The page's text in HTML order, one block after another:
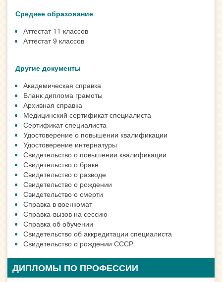
Среднее образование
Аттестат 11 классов
Аттестат 9 классов
Другие документы
Академическая справка
Бланк диплома грамоты
Архивная справка
Медицинский сертификат специалиста
Сертификат специалиста
Удостоверение о повышении квалификации
Удостоверение интернатуры
Свидетельство о повышении квалификации
Свидетельство о браке
Свидетельство о разводе
Свидетельство о рождении
Свидетельство о смерти
Справка в военкомат
Справка-вызов на сессию
Справка об обучении
Свидетельство об аккредитации специалиста
Свидетельство о рождении СССР
ДИПЛОМЫ ПО ПРОФЕССИИ